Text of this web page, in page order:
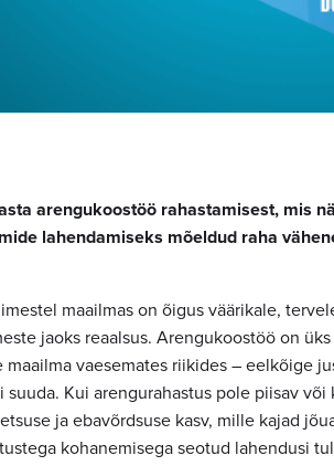
arengukoostöö rahastamisest, mis
lahendamiseks mõeldud raha
maailmas on õigus väärikale,
jaoks reaalsus. Arengukoostöö on üks
vaesemates riikides – eelkõige
Kui arengurahastus pole piisav või
ja ebavõrdsuse kasv, mille kajad
kohanemisega seotud lahendusi